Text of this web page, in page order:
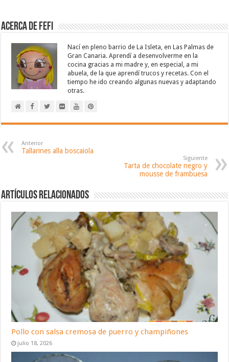
Acerca de Fefi
Nací en pleno barrio de La Isleta, en Las Palmas de
Gran Canaria. Aprendí a desenvolverme en la
cocina gracias a mi madre y, en especial, a mi
abuela, de la que aprendí trucos y recetas. Con el
tiempo he ido creando algunas nuevas y adaptando
otras.
Anterior
Tallarines alla boscaiola
Siguiente
Tarta de chocolate negro y
mousse de frambuesa
Artículos relacionados
Pollo con salsa cremosa de puerro y champiñones
julio 18, 2026